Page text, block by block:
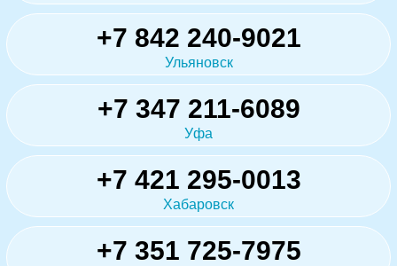
+7 842 240-9021
Ульяновск
+7 347 211-6089
Уфа
+7 421 295-0013
Хабаровск
+7 351 725-7975